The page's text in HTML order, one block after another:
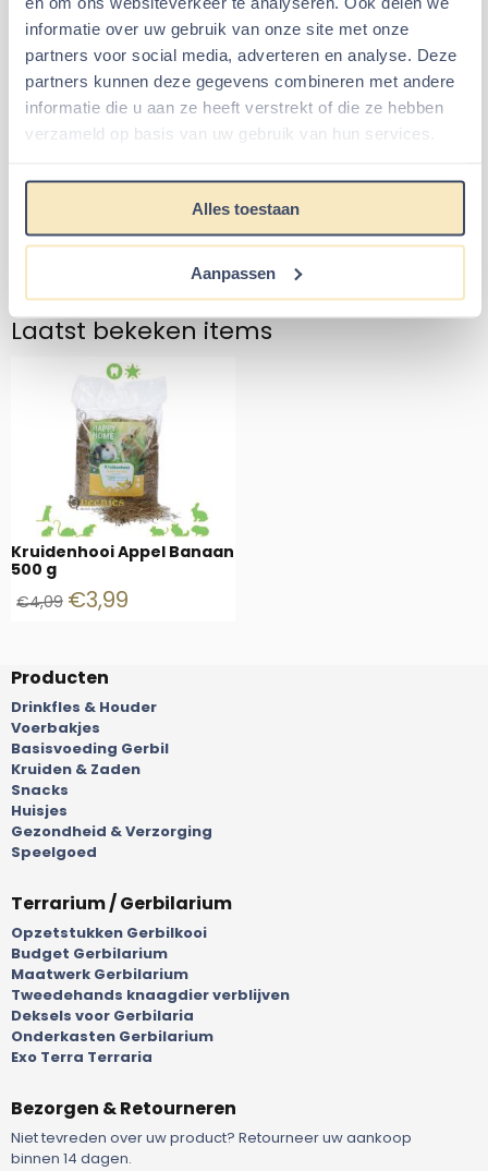
informatie over uw gebruik van onze site met onze
partners voor social media, adverteren en analyse. Deze
partners kunnen deze gegevens combineren met andere
informatie die u aan ze heeft verstrekt of die ze hebben
verzameld op basis van uw gebruik van hun services.
Alles toestaan
Aanpassen
500 g
Card & Egg trays 30 - 300
liter
Aantal kiezen voor Card &amp; Egg trays 30 - 300 liter
Science Selective
Timothy Hay - 400 gr
Aantal kiezen voor Science
Laatst bekeken items
Kruidenhooi Appel Banaan
500 g
€4,09 €3,99
Producten
Drinkfles & Houder
Voerbakjes
Basisvoeding Gerbil
Kruiden & Zaden
Snacks
Huisjes
Gezondheid & Verzorging
Speelgoed
Terrarium / Gerbilarium
Opzetstukken Gerbilkooi
Budget Gerbilarium
Maatwerk Gerbilarium
Tweedehands knaagdier verblijven
Deksels voor Gerbilaria
Onderkasten Gerbilarium
Exo Terra Terraria
Bezorgen & Retourneren
Niet tevreden over uw product? Retourneer uw aankoop
binnen 14 dagen.